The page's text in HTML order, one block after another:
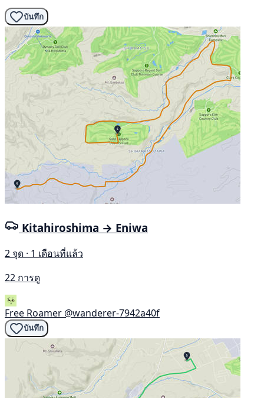
บันทึก
Kitahiroshima → Eniwa
2 จุด · 1 เดือนที่แล้ว
22 การดู
Free Roamer @wanderer-7942a40f
บันทึก